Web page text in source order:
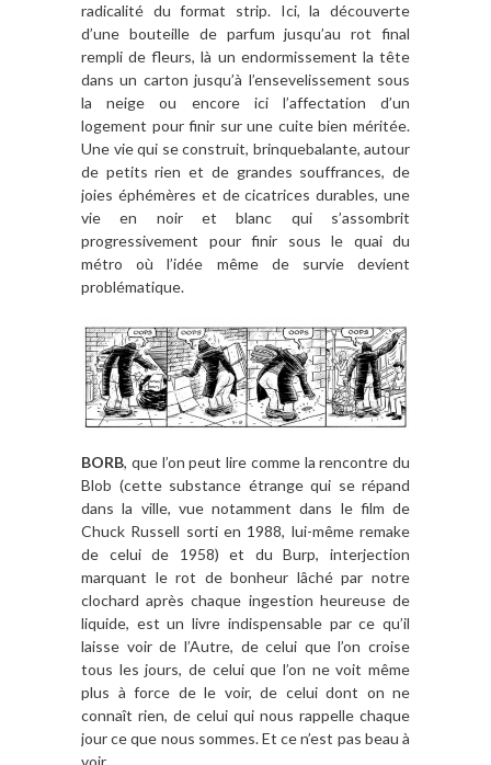
radicalité du format strip. Ici, la découverte
d’une bouteille de parfum jusqu’au rot final
rempli de fleurs, là un endormissement la tête
dans un carton jusqu’à l’ensevelissement sous
la neige ou encore ici l’affectation d’un
logement pour finir sur une cuite bien méritée.
Une vie qui se construit, brinquebalante, autour
de petits rien et de grandes souffrances, de
joies éphémères et de cicatrices durables, une
vie en noir et blanc qui s’assombrit
progressivement pour finir sous le quai du
métro où l’idée même de survie devient
problématique.
BORB, que l’on peut lire comme la rencontre du
Blob (cette substance étrange qui se répand
dans la ville, vue notamment dans le film de
Chuck Russell sorti en 1988, lui-même remake
de celui de 1958) et du Burp, interjection
marquant le rot de bonheur lâché par notre
clochard après chaque ingestion heureuse de
liquide, est un livre indispensable par ce qu’il
laisse voir de l’Autre, de celui que l’on croise
tous les jours, de celui que l’on ne voit même
plus à force de le voir, de celui dont on ne
connaît rien, de celui qui nous rappelle chaque
jour ce que nous sommes. Et ce n’est pas beau à
voir.